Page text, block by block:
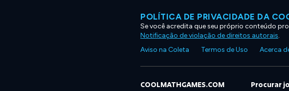
POLÍTICA DE PRIVACIDADE DA
Se você acredita que seu próprio conteúdo
Notificação de violação de direitos autorais.
Aviso na Coleta
Termos de Uso Acerca
COOLMATHGAMES.COM Procurar